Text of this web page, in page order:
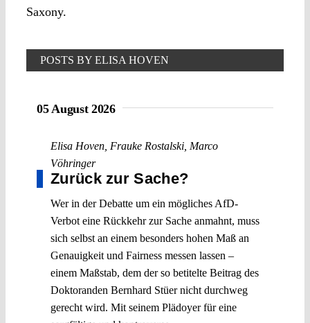
Saxony.
POSTS BY ELISA HOVEN
05 August 2026
Elisa Hoven Frauke Rostalski Marco
Vöhringer
Zurück zur Sache?
Wer in der Debatte um ein mögliches AfD-
Verbot eine Rückkehr zur Sache anmahnt, muss
sich selbst an einem besonders hohen Maß an
Genauigkeit und Fairness messen lassen –
einem Maßstab, dem der so betitelte Beitrag des
Doktoranden Bernhard Stüer nicht durchweg
gerecht wird. Mit seinem Plädoyer für eine